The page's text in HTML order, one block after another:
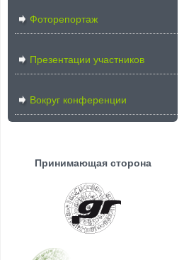
Фоторепортаж
Презентации участников
Вокруг конференции
Принимающая сторона